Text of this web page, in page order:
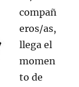
compañ
eros/as,
llega el
momen
to de